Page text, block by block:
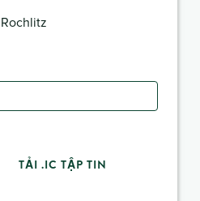
TẢI .IC TẬP TIN